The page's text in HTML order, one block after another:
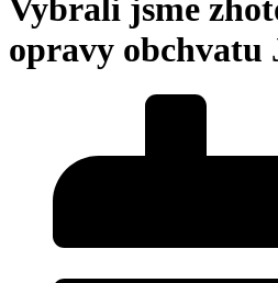
Vybrali jsme
opravy obchvatu